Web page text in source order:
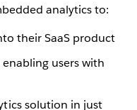
analytics to:
their SaaS product
users with
solution in just